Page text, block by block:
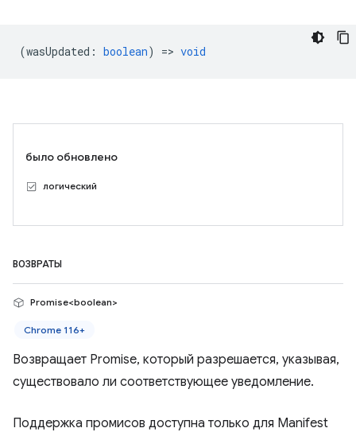
(wasUpdated : boolean) => void
было обновлено
логический
ВОЗВРАТЫ
Promise<boolean>
Chrome 116+
Возвращает Promise, который разрешается, указывая,
существовало ли соответствующее уведомление.
Поддержка промисов доступна только для Manifest